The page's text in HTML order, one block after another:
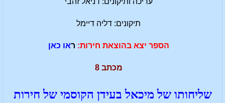
תיקונים: דליה דיימל
הספר יצא בהוצאת חירות: ראו כאן
מכתב 8
שליחותו של מיכאל בעידן הקוסמי של חירות